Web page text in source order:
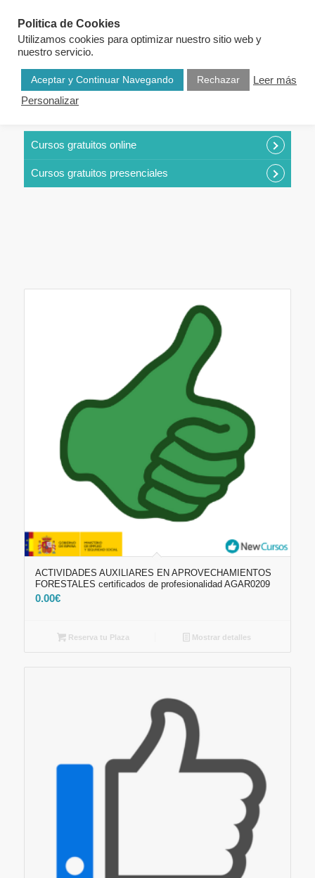
Cursos gratuitos online
Cursos gratuitos presenciales
ACTIVIDADES AUXILIARES EN APROVECHAMIENTOS
FORESTALES certificados de profesionalidad AGAR0209
0.00€
Reserva tu Plaza Mostrar detalles
Politica de Cookies
Utilizamos cookies para optimizar nuestro sitio web y
nuestro servicio.
Aceptar y Continuar Navegando Rechazar
Leer más
Personalizar